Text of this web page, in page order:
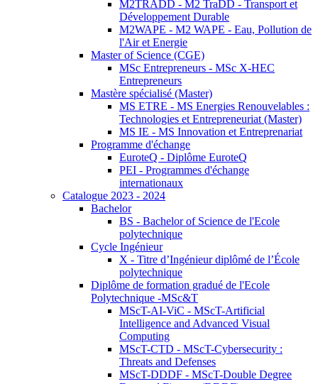
M2TRADD - M2 TraDD - Transport et
Développement Durable
M2WAPE - M2 WAPE - Eau, Pollution de
l'Air et Energie
Master of Science (CGE)
MSc Entrepreneurs - MSc X-HEC
Entrepreneurs
Mastère spécialisé (Master)
MS ETRE - MS Energies Renouvelables :
Technologies et Entrepreneuriat (Master)
MS IE - MS Innovation et Entreprenariat
Programme d'échange
EuroteQ - Diplôme EuroteQ
PEI - Programmes d'échange
internationaux
Catalogue 2023 - 2024
Bachelor
BS - Bachelor of Science de l'Ecole
polytechnique
Cycle Ingénieur
X - Titre d’Ingénieur diplômé de l’École
polytechnique
Diplôme de formation gradué de l'Ecole
Polytechnique -MSc&T
MScT-AI-ViC - MScT-Artificial
Intelligence and Advanced Visual
Computing
MScT-CTD - MScT-Cybersecurity :
Threats and Defenses
MScT-DDDF - MScT-Double Degree